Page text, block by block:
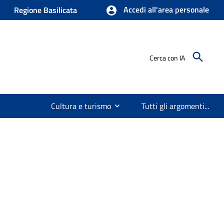
Regione Basilicata Accedi all'area personale
Cerca con IA
Cultura e turismo Tutti gli argomenti...